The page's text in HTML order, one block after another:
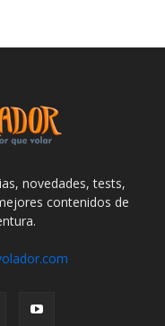
novedades, tests,
contenidos de